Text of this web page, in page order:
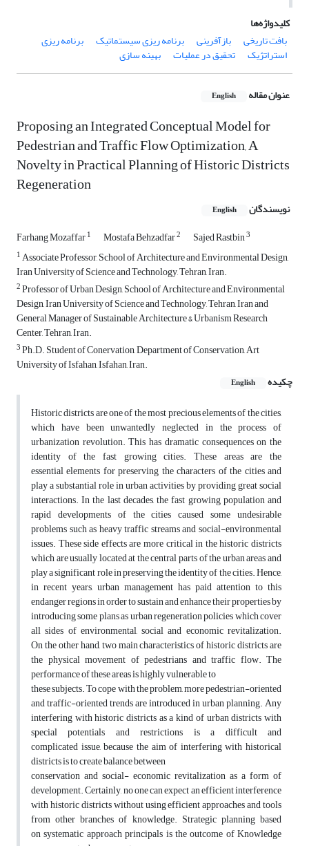
کلیدواژه‌ها
بافت تاریخی
بازآفرینی برنامه ریزی سیستماتیک برنامه ریزی
استراتژیک تحقیق در عملیات بهینه سازی
عنوان مقاله English
Proposing an Integrated Conceptual Model for
Pedestrian and Traffic Flow Optimization, A
Novelty in Practical Planning of Historic Districts
Regeneration
نویسندگان English
Farhang Mozaffar1 Mostafa Behzadfar2 Sajed Rastbin3
1Associate Professor, School of Architecture and Environmental Design,
Iran University of Science and Technology, Tehran, Iran.
2Professor of Urban Design, School of Architecture and Environmental
Design, Iran University of Science and Technology, Tehran, Iran and
General Manager of Sustainable Architecture & Urbanism Research
Center, Tehran, Iran.
3Ph.D. Student of Conervation, Department of Conservation, Art
University of Isfahan, Isfahan, Iran.
چکیده
English
Historic districts are one of the most precious elements of the cities,
which have been unwantedly neglected in the process of
urbanization revolution. This has dramatic consequences on the
identity of the fast growing cities. These areas are the
essential elements for preserving the characters of the cities and
play a substantial role in urban activities by providing great social
interactions. In the last decades, the fast growing population and
rapid developments of the cities caused some undesirable
problems such as heavy traffic streams and social-environmental
issues. These side effects are more critical in the historic districts
which are usually located at the central parts of the urban areas and
play a significant role in preserving the identity of the cities. Hence,
in recent years, urban management has paid attention to this
endanger regions in order to sustain and enhance their properties by
introducing some plans as urban regeneration policies which cover
all sides of environmental, social and economic revitalization.
On the other hand, two main characteristics of historic districts are
the physical movement of pedestrians and traffic flow. The
performance of these areas is highly vulnerable to
these subjects. To cope with the problem, more pedestrian-oriented
and traffic-oriented trends are introduced in urban planning. Any
interfering with historic districts as a kind of urban districts with
special potentials and restrictions is a difficult and
complicated issue, because the aim of interfering with historical
districts is to create balance between
conservation and social- economic revitalization as a form of
development. Certainly, no one can expect an efficient interference
with historic districts without using efficient approaches and tools
from other branches of knowledge. Strategic planning based
on systematic approach principals is the outcome of Knowledge